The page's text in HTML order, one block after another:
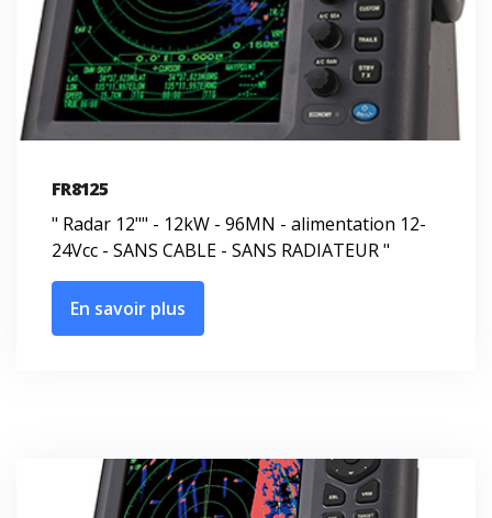
FR8125
" Radar 12"" - 12kW - 96MN - alimentation 12-
24Vcc - SANS CABLE - SANS RADIATEUR "
En savoir plus